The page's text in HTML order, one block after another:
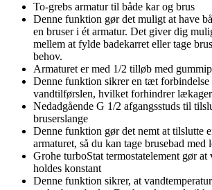
To-grebs armatur til både kar og brus
Denne funktion gør det muligt at have
en bruser i ét armatur. Det giver dig
mellem at fylde badekarret eller tage
behov.
Armaturet er med 1/2 tilløb med
Denne funktion sikrer en tæt forbindelse
vandtilførslen, hvilket forhindrer
Nedadgående G 1/2 afgangsstuds til
bruserslange
Denne funktion gør det nemt at tilslutte
armaturet, så du kan tage brusebad med
Grohe turboStat termostatelement gør at
holdes konstant
Denne funktion sikrer, at